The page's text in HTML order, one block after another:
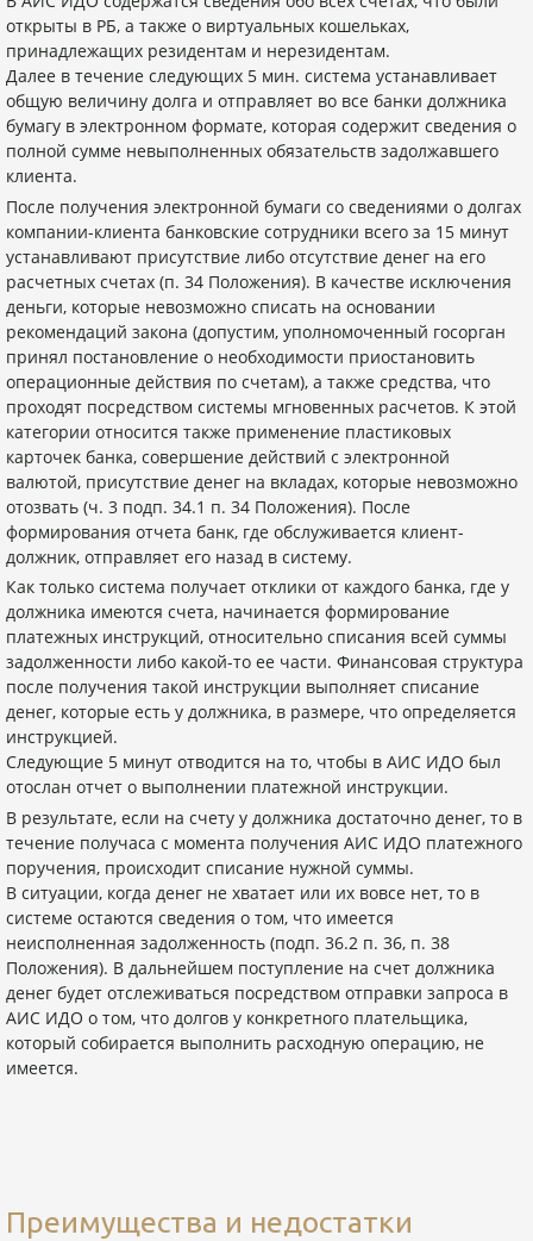
открыты в РБ, а также о виртуальных кошельках,
принадлежащих резидентам и нерезидентам.
Далее в течение следующих 5 мин. система устанавливает
общую величину долга и отправляет во все банки должника
бумагу в электронном формате, которая содержит сведения о
полной сумме невыполненных обязательств задолжавшего
клиента.
После получения электронной бумаги со сведениями о долгах
компании-клиента банковские сотрудники всего за 15 минут
устанавливают присутствие либо отсутствие денег на его
расчетных счетах (п. 34 Положения). В качестве исключения
деньги, которые невозможно списать на основании
рекомендаций закона (допустим, уполномоченный госорган
принял постановление о необходимости приостановить
операционные действия по счетам), а также средства, что
проходят посредством системы мгновенных расчетов. К этой
категории относится также применение пластиковых
карточек банка, совершение действий с электронной
валютой, присутствие денег на вкладах, которые невозможно
отозвать (ч. 3 подп. 34.1 п. 34 Положения). После
формирования отчета банк, где обслуживается клиент-
должник, отправляет его назад в систему.
Как только система получает отклики от каждого банка, где у
должника имеются счета, начинается формирование
платежных инструкций, относительно списания всей суммы
задолженности либо какой-то ее части. Финансовая структура
после получения такой инструкции выполняет списание
денег, которые есть у должника, в размере, что определяется
инструкцией.
Следующие 5 минут отводится на то, чтобы в АИС ИДО был
отослан отчет о выполнении платежной инструкции.
В результате, если на счету у должника достаточно денег, то в
течение получаса с момента получения АИС ИДО платежного
поручения, происходит списание нужной суммы.
В ситуации, когда денег не хватает или их вовсе нет, то в
системе остаются сведения о том, что имеется
неисполненная задолженность (подп. 36.2 п. 36, п. 38
Положения). В дальнейшем поступление на счет должника
денег будет отслеживаться посредством отправки запроса в
АИС ИДО о том, что долгов у конкретного плательщика,
который собирается выполнить расходную операцию, не
имеется.
Преимущества и недостатки